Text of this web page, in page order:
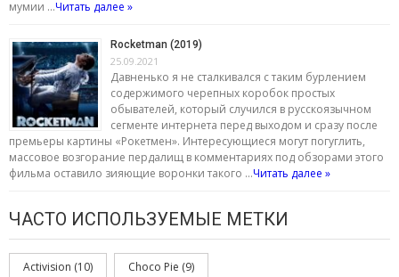
мумии …Читать далее »
Rocketman (2019)
25.09.2021
Давненько я не сталкивался с таким бурлением
содержимого черепных коробок простых
обывателей, который случился в русскоязычном
сегменте интернета перед выходом и сразу после
премьеры картины «Рокетмен». Интересующиеся могут погуглить,
массовое возгорание пердалищ в комментариях под обзорами этого
фильма оставило зияющие воронки такого …Читать далее »
ЧАСТО ИСПОЛЬЗУЕМЫЕ МЕТКИ
Activision (10) Choco Pie (9)